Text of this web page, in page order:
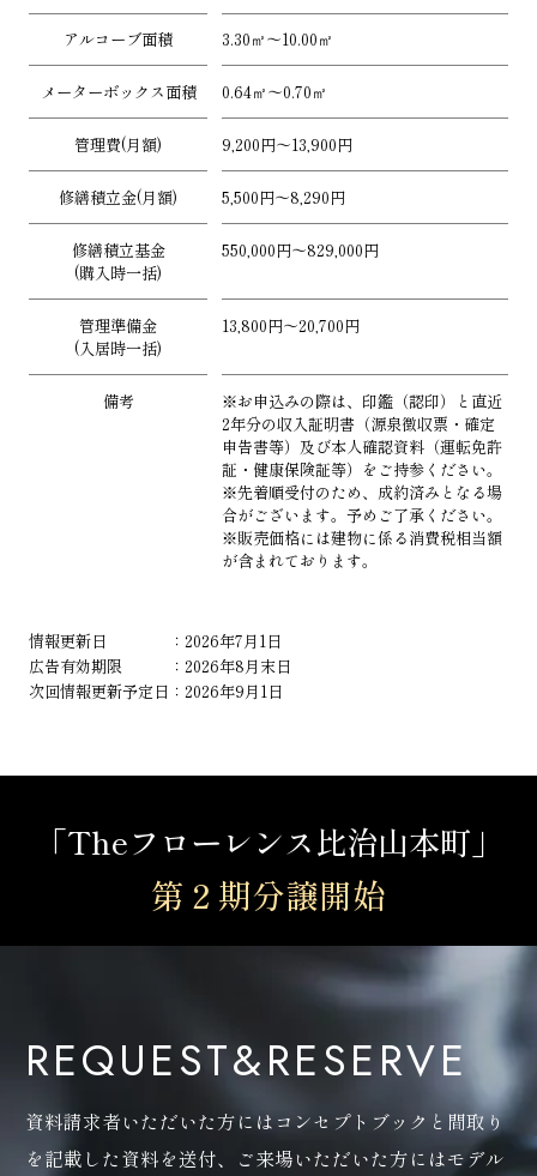
アルコーブ面積 3.30㎡～10.00㎡
メーターボックス面積 0.64㎡～0.70㎡
管理費(月額) 9,200円～13,900円
修繕積立金(月額) 5,500円～8,290円
修繕積立基金
(購入時一括)
550,000円～829,000円
管理準備金
(入居時一括)
13,800円～20,700円
備考
※お申込みの際は、印鑑（認印）と直近
2年分の収入証明書（源泉徴収票・確定
申告書等）及び本人確認資料（運転免許
証・健康保険証等）をご持参ください。
※先着順受付のため、成約済みとなる場
合がございます。予めご了承ください。
※販売価格には建物に係る消費税相当額
が含まれております。
情報更新日 ：2026年7月1日
広告有効期限 ：2026年8月末日
次回情報更新予定日：2026年9月1日
「Theフローレンス比治山本町」
第２期分譲開始
REQUEST&RESERVE
資料請求者いただいた方にはコンセプトブックと間取り
を記載した資料を送付、
ご来場いただいた方にはモデル